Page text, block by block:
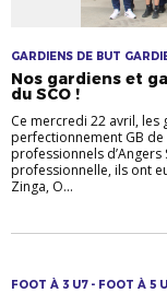
GARDIENS DE BUT
Nos gardiens et
du SCO !
Ce mercredi 22 avril,
perfectionnement GB
professionnels d’Angers
professionnelle, ils ont
Zinga, O...
FOOT À 3 U7 - FOOT À 5